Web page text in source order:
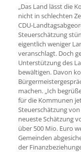
„Das Land lässt die
nicht in schlechten
CDU-
Steuerschätzung
eigentlich weniger
veranschlagt. Doch
Unterstützung des
bewältigen. Davon
machen. „Ich
für die Kommunen
Steuerschätzung
neueste Schätzung
über 500 Mio. Euro
Gemeinden
der